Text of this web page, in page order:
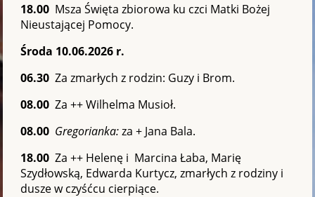
18.00 Msza Święta zbiorowa ku czci Matki Bożej
Nieustającej Pomocy.
Środa 10.06.2026 r.
06.30 Za zmarłych z rodzin: Guzy i Brom.
08.00 Za ++ Wilhelma Musioł.
08.00 Gregorianka:za + Jana Bala.
18.00 Za ++ Helenę i Marcina Łaba, Marię
Szydłowską, Edwarda Kurtycz, zmarłych z rodziny i
dusze w czyśćcu cierpiące.